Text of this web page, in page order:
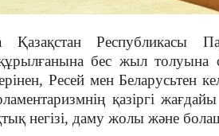
Республикасы
бес жыл толуына
Ресей мен Беларусьтен
қазіргі
негізі, даму жолы және